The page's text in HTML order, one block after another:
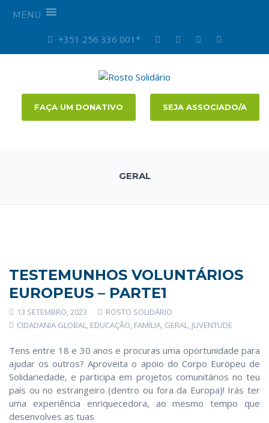
MENU
+351 256 336 001*
FAÇA UM DONATIVO SEJA ASSOCIADO/A
GERAL
TESTEMUNHOS VOLUNTÁRIOS
EUROPEUS – PARTE1
13 SETEMBRO, 2023
ROSTO SOLIDÁRIO
CIDADANIA GLOBAL, EDUCAÇÃO, FAMÍLIA, GERAL, JUVENTUDE
Tens entre 18 e 30 anos e procuras uma oportunidade para
ajudar os outros? Aproveita o apoio do Corpo Europeu de
Solidariedade, e participa em projetos comunitários no teu
país ou no estrangeiro (dentro ou fora da Europa)! Irás ter
uma experiência enriquecedora, ao mesmo tempo que
desenvolves as tuas